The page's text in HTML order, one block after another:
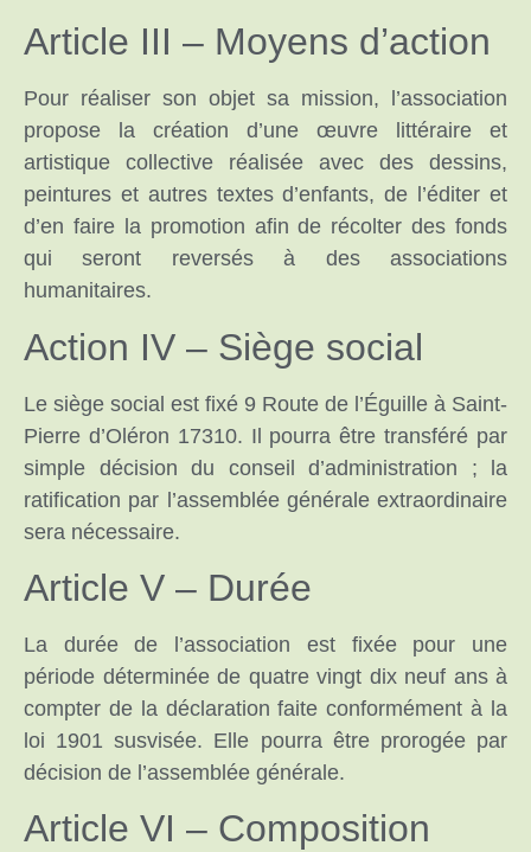
Article III – Moyens d’action
Pour réaliser son objet sa mission, l’association
propose la création d’une œuvre littéraire et
artistique collective réalisée avec des dessins,
peintures et autres textes d’enfants, de l’éditer et
d’en faire la promotion afin de récolter des fonds
qui seront reversés à des associations
humanitaires.
Action IV – Siège social
Le siège social est fixé 9 Route de l’Éguille à Saint-
Pierre d’Oléron 17310. Il pourra être transféré par
simple décision du conseil d’administration ; la
ratification par l’assemblée générale extraordinaire
sera nécessaire.
Article V – Durée
La durée de l’association est fixée pour une
période déterminée de quatre vingt dix neuf ans à
compter de la déclaration faite conformément à la
loi 1901 susvisée. Elle pourra être prorogée par
décision de l’assemblée générale.
Article VI – Composition